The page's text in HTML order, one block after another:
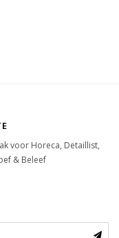
voor Horeca, Detaillist,
& Beleef